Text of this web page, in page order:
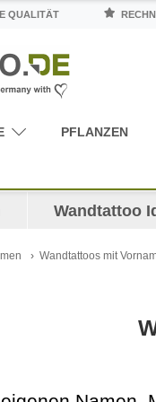
QUALITÄT
PFLANZEN
Wandtattoo
Wandtattoos mit